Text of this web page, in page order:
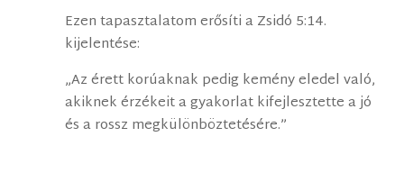
Ezen tapasztalatom erősíti a Zsidó 5:14.
kijelentése:
„Az érett korúaknak pedig kemény eledel való,
akiknek érzékeit a gyakorlat kifejlesztette a jó
és a rossz megkülönböztetésére.”